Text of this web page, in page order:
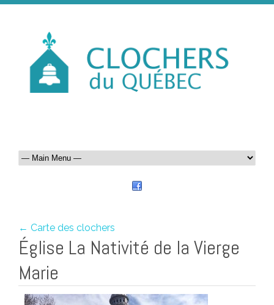
← Carte des clochers
Église La Nativité de la Vierge
Marie